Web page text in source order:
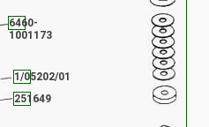
6460-
1001173
251649
1/05202/01